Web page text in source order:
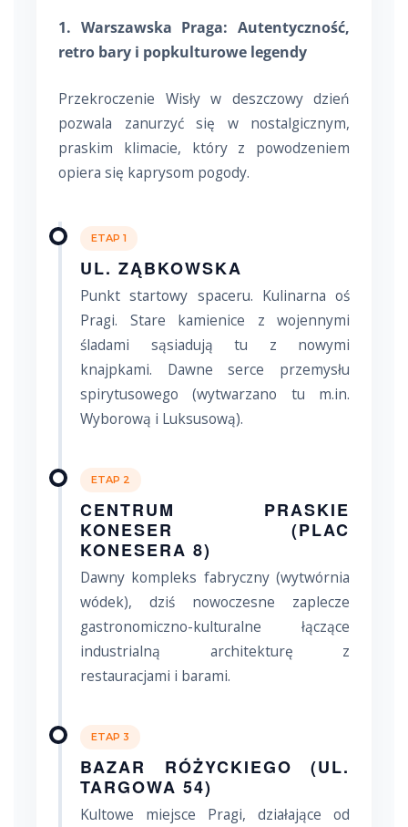
1. Warszawska Praga: Autentyczność,
retro bary i popkulturowe legendy
Przekroczenie Wisły w deszczowy dzień
pozwala zanurzyć się w nostalgicznym,
praskim klimacie, który z powodzeniem
opiera się kaprysom pogody.
ETAP 1
UL. ZĄBKOWSKA
Punkt startowy spaceru. Kulinarna oś
Pragi. Stare kamienice z wojennymi
śladami sąsiadują tu z nowymi
knajpkami. Dawne serce przemysłu
spirytusowego (wytwarzano tu m.in.
Wyborową i Luksusową).
ETAP 2
CENTRUM PRASKIE
KONESER (PLAC
KONESERA 8)
Dawny kompleks fabryczny (wytwórnia
wódek), dziś nowoczesne zaplecze
gastronomiczno-kulturalne łączące
industrialną architekturę z
restauracjami i barami.
ETAP 3
BAZAR RÓŻYCKIEGO (UL.
TARGOWA 54)
Kultowe miejsce Pragi, działające od